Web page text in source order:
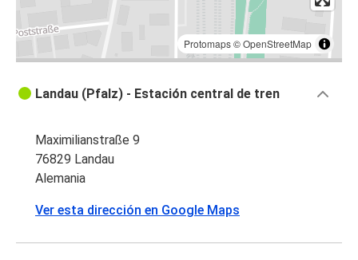
Protomaps©OpenStreetMap
Landau (Pfalz) - Estación central de tren
Maximilianstraße 9
76829 Landau
Alemania
Ver esta dirección en Google Maps